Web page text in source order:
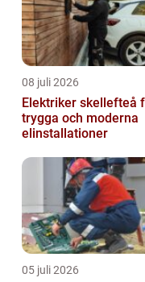
08 juli 2026
Elektriker skellefteå
trygga och moderna
elinstallationer
05 juli 2026